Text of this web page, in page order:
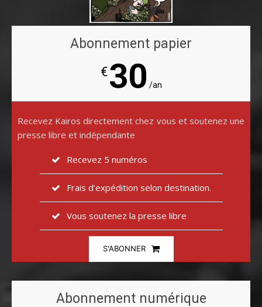
Abonnement papier
€30 /an
Recevez Kairos directement chez vous et soutenez une
presse libre et indépendante
Recevez 5 numéros
Frais d’expédition selon destination.
Vous soutenez la presse libre
S'ABONNER
Abonnement numérique